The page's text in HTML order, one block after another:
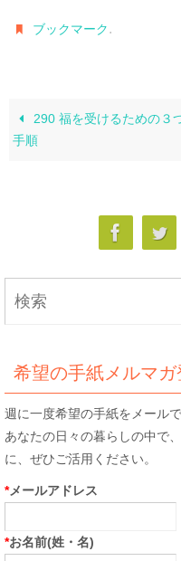
ブックマーク.
290 福を受けるための３
手順
希望の手紙メルマガ
週に一度希望の手紙をメール
あなたの日々の暮らしの中で
に、ぜひご活用ください。
*メールアドレス
*お名前(姓・名)